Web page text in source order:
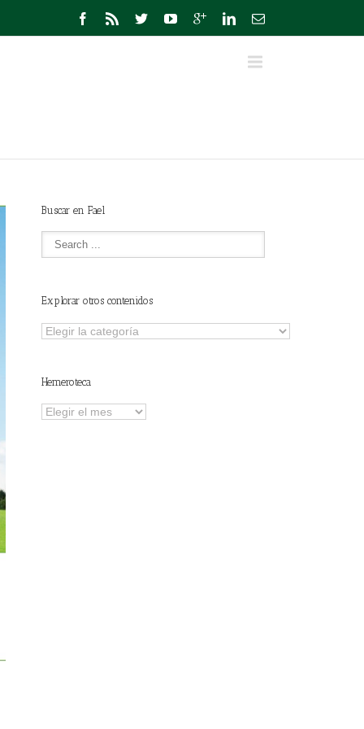
Buscar en Fael
Explorar otros contenidos
Explorar
Hemeroteca
Hemeroteca